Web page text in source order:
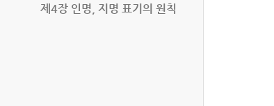
제4장 인명, 지명 표기의 원칙